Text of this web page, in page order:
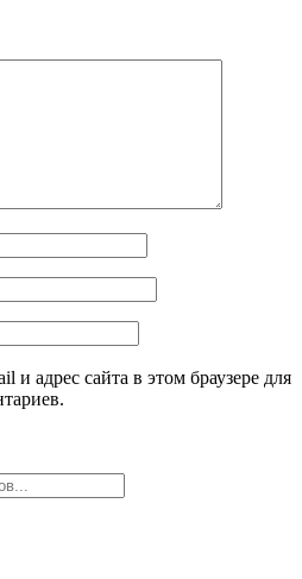
и адрес сайта в этом браузере для